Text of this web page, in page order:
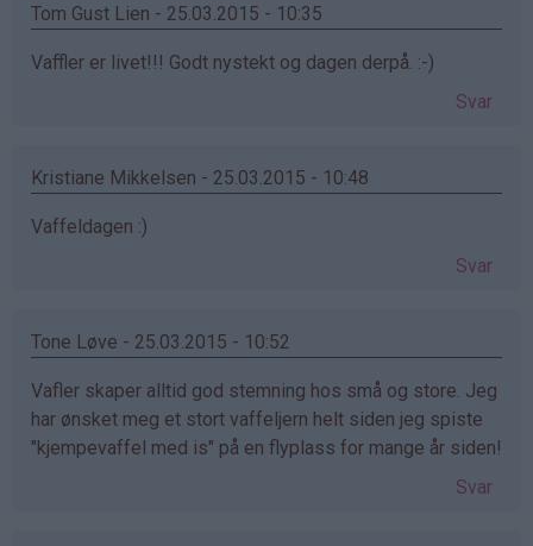
Tom Gust Lien - 25.03.2015 - 10:35
Vaffler er livet!!! Godt nystekt og dagen derpå. :-)
Svar
Kristiane Mikkelsen - 25.03.2015 - 10:48
Vaffeldagen :)
Svar
Tone Løve - 25.03.2015 - 10:52
Vafler skaper alltid god stemning hos små og store. Jeg
har ønsket meg et stort vaffeljern helt siden jeg spiste
"kjempevaffel med is" på en flyplass for mange år siden!
Svar